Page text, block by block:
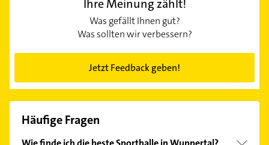
Ihre Meinung zählt!
Was gefällt Ihnen gut?
Was sollten wir verbessern?
Jetzt Feedback geben!
Häufige Fragen